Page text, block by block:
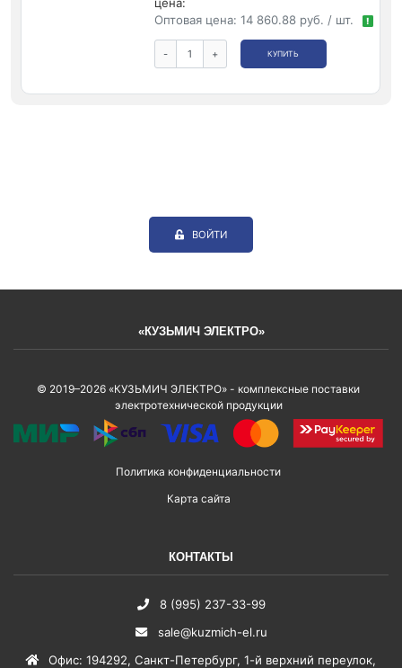
Оптовая цена: 14 860.88 руб. / шт. !
- + КУПИТЬ
ВОЙТИ
«КУЗЬМИЧ ЭЛЕКТРО»
© 2019–2026 «КУЗЬМИЧ ЭЛЕКТРО» - комплексные поставки
электротехнической продукции
Политика конфиденциальности
Карта сайта
КОНТАКТЫ
8 (995) 237-33-99
sale@kuzmich-el.ru
Офис: 194292, Санкт-Петербург, 1-й верхний переулок,